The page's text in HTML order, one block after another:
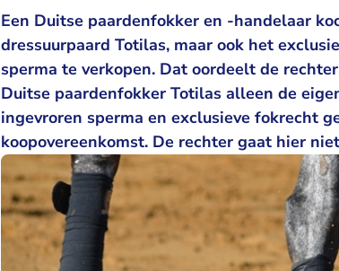
Een Duitse paardenfokker en -handelaar
dressuurpaard Totilas, maar ook het
sperma te verkopen. Dat oordeelt de
Duitse paardenfokker Totilas alleen de
ingevroren sperma en exclusieve fokrecht
koopovereenkomst. De rechter gaat hier